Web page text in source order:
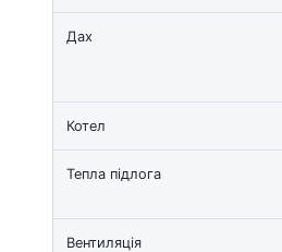
Дах
Котел
Тепла підлога
Вентиляція